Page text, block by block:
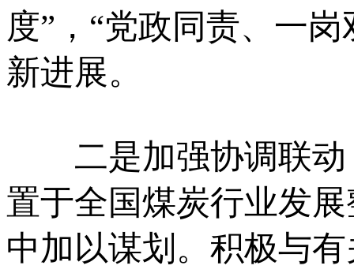
度”，“党政同责、一
新进展。
二是加强协调联动
置于全国煤炭行业发
中加以谋划。积极与